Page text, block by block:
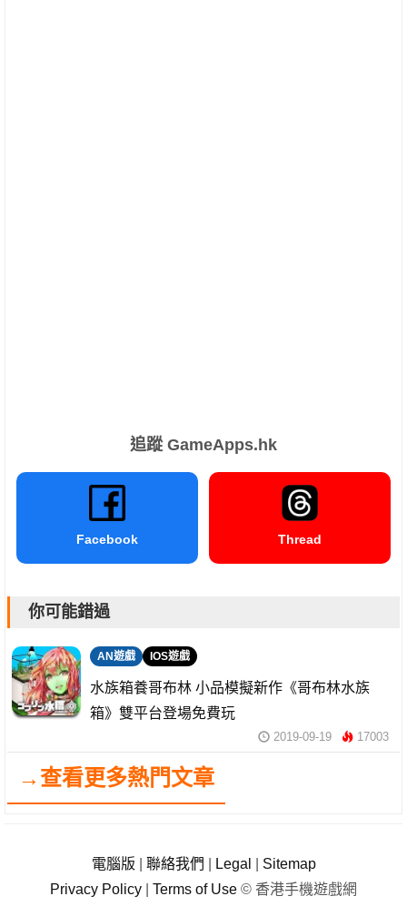
追蹤 GameApps.hk
Facebook Thread
你可能錯過
AN遊戲 IOS遊戲
水族箱養哥布林 小品模擬新作《哥布林水族
箱》雙平台登場免費玩
2019-09-19 17003
→查看更多熱門文章
電腦版 聯絡我們 Legal
Sitemap
Privacy Policy
Terms of Use © 香港手機遊戲網